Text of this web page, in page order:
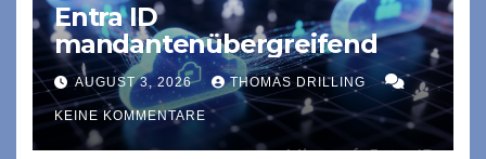
Entra ID
mandantenübergreifend
AUGUST 3, 2026 THOMAS DRILLING
KEINE KOMMENTARE